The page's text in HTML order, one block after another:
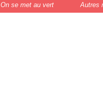
On se met au vert Autres